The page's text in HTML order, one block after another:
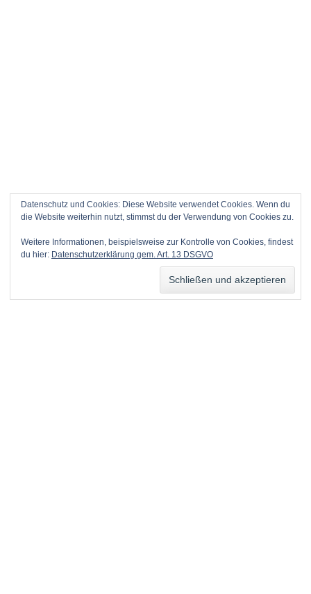
Datenschutz und Cookies: Diese Website verwendet Cookies. Wenn du
die Website weiterhin nutzt, stimmst du der Verwendung von Cookies zu.
Weitere Informationen, beispielsweise zur Kontrolle von Cookies, findest
du hier: Datenschutzerklärung gem. Art. 13 DSGVO